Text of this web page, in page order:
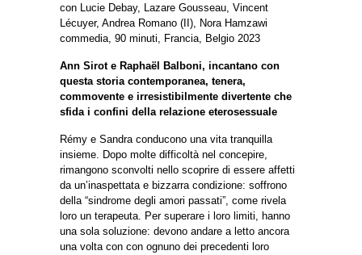
con Lucie Debay, Lazare Gousseau, Vincent
Lécuyer, Andrea Romano (II), Nora Hamzawi
commedia, 90 minuti, Francia, Belgio 2023
Ann Sirot e Raphaël Balboni, incantano con
questa storia contemporanea, tenera,
commovente e irresistibilmente divertente che
sfida i confini della relazione eterosessuale
Rémy e Sandra conducono una vita tranquilla
insieme. Dopo molte difficoltà nel concepire,
rimangono sconvolti nello scoprire di essere affetti
da un’inaspettata e bizzarra condizione: soffrono
della “sindrome degli amori passati”, come rivela
loro un terapeuta. Per superare i loro limiti, hanno
una sola soluzione: devono andare a letto ancora
una volta con con ognuno dei precedenti loro